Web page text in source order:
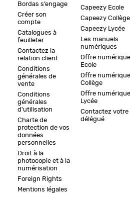
Bordas s’engage
Créer son
compte
Catalogues à
feuilleter
Contactez la
relation client
Conditions
générales de
vente
Conditions
générales
d'utilisation
Charte de
protection de vos
données
personnelles
Droit à la
photocopie et à la
numérisation
Foreign Rights
Mentions légales
Capeezy Ecole
Capeezy Collège
Capeezy Lycée
Les manuels
numériques
Offre numérique
Ecole
Offre numérique
Collège
Offre numérique
Lycée
Contactez votre
délégué